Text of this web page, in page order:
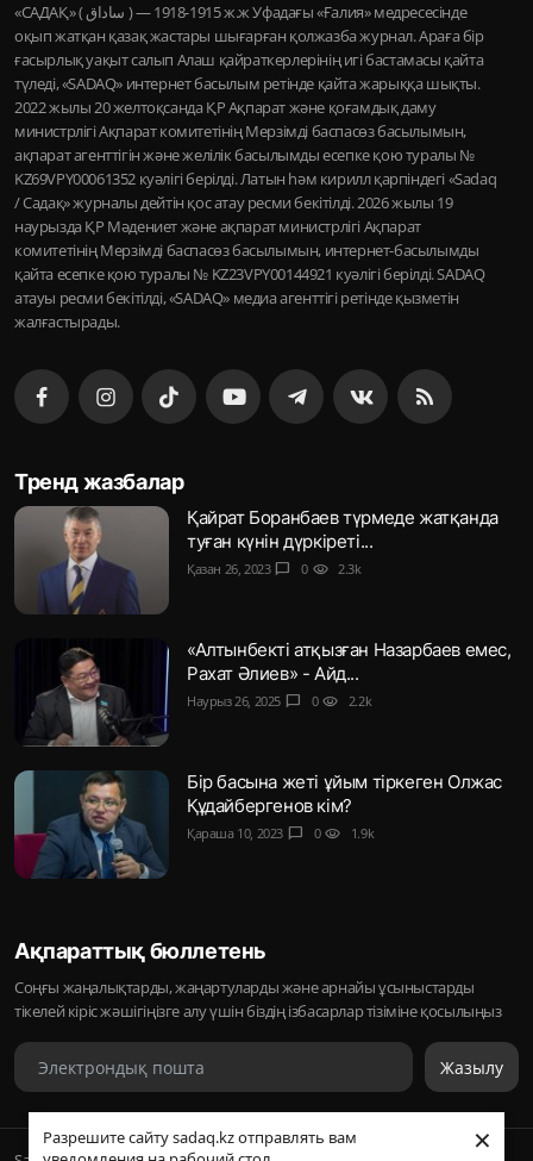
Разрешите сайту sadaq.kz отправлять вам
×
«САДАҚ» ( ساداق ) — 1915-1918 ж.ж Уфадағы «Ғалия» медресесінде
оқып жатқан қазақ жастары шығарған қолжазба журнал. Араға бір
ғасырлық уақыт салып Алаш қайраткерлерінің игі бастамасы қайта
түледі, «SADAQ» интернет басылым ретінде қайта жарыққа шықты.
2022 жылы 20 желтоқсанда ҚР Ақпарат және қоғамдық даму
министрлігі Ақпарат комитетінің Мерзімді баспасөз басылымын,
ақпарат агенттігін және желілік басылымды есепке қою туралы №
KZ69VPY00061352 куәлігі берілді. Латын һәм кирилл қарпіндегі «Sadaq
/ Садақ» журналы дейтін қос атау ресми бекітілді. 2026 жылы 19
наурызда ҚР Мәдениет және ақпарат министрлігі Ақпарат
комитетінің Мерзімді баспасөз басылымын, интернет-басылымды
қайта есепке қою туралы № KZ23VPY00144921 куәлігі берілді. SADAQ
атауы ресми бекітілді, «SADAQ» медиа агенттігі ретінде қызметін
жалғастырады.
Тренд жазбалар
Қайрат Боранбаев түрмеде жатқанда
туған күнін дүркіреті...
Қазан 26, 2023 chat_bubble 0 visibility 2.3k
«Алтынбекті атқызған Назарбаев емес,
Рахат Әлиев» - Айд...
Наурыз 26, 2025 chat_bubble 0 visibility 2.2k
Бір басына жеті ұйым тіркеген Олжас
Құдайбергенов кім?
Қараша 10, 2023 chat_bubble 0 visibility 1.9k
Ақпараттық бюллетень
Соңғы жаңалықтарды, жаңартуларды және арнайы ұсыныстарды
тікелей кіріс жәшігіңізге алу үшін біздің ізбасарлар тізіміне қосылыңыз
Жазылу